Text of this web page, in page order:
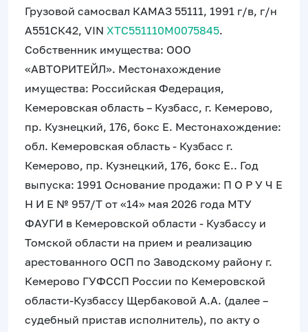
Грузовой самосвал КАМАЗ 55111, 1991 г/в, г/н
А551СК42, VIN XTC551110M0075845.
Собственник имущества: ООО
«АВТОРИТЕЙЛ». Местонахождение
имущества: Российская Федерация,
Кемеровская область – Кузбасс, г. Кемерово,
пр. Кузнецкий, 176, бокс Е. Местонахождение:
обл. Кемеровская область - Кузбасс г.
Кемерово, пр. Кузнецкий, 176, бокс Е.. Год
выпуска: 1991 Основание продажи: П О Р У Ч Е
Н И Е № 957/Т от «14» мая 2026 года МТУ
ФАУГИ в Кемеровской области - Кузбассу и
Томской области на прием и реализацию
арестованного ОСП по Заводскому району г.
Кемерово ГУФССП России по Кемеровской
области-Кузбассу Щербаковой А.А. (далее –
судебный пристав исполнитель), по акту о